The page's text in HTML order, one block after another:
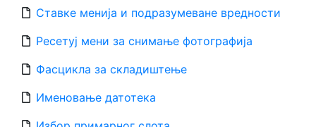
Ставке менија и подразумеване вредности
Ресетуј мени за снимање фотографија
Фасцикла за складиштење
Именовање датотека